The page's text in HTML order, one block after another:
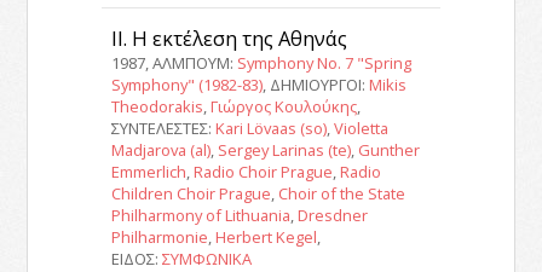
II. Η εκτέλεση της Αθηνάς
1987, ΑΛΜΠΟΥΜ: Symphony No. 7 "Spring
Symphony" (1982-83), ΔΗΜΙΟΥΡΓΟΙ: Mikis
Theodorakis, Γιώργος Κουλούκης,
ΣΥΝΤΕΛΕΣΤΕΣ: Kari Lövaas (so),Violetta
Madjarova (al), Sergey Larinas (te), Gunther
Emmerlich, Radio Choir Prague, Radio
Children Choir Prague, Choir of the State
Philharmony of Lithuania, Dresdner
Philharmonie, Herbert Kegel,
ΕΙΔΟΣ: ΣΥΜΦΩΝΙΚΑ